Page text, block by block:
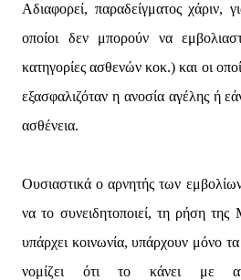
Αδιαφορεί, παραδείγματος χάριν,
οποίοι δεν μπορούν να
κατηγορίες ασθενών κοκ.) και οι
εξασφαλιζόταν η ανοσία αγέλης ή
ασθένεια.
Ουσιαστικά ο αρνητής των
να το συνειδητοποιεί, τη ρήση
υπάρχει κοινωνία, υπάρχουν μόνο
νομίζει ότι το κάνει με